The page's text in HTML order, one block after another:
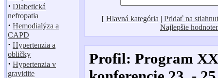
· Diabetická
nefropatia
· Hemodialýza a
CAPD
· Hypertenzia a
obličky
· Hypertenzia v
gravidite
[ Hlavná kategória | Pridať na
Najlepšie
Profil: Program